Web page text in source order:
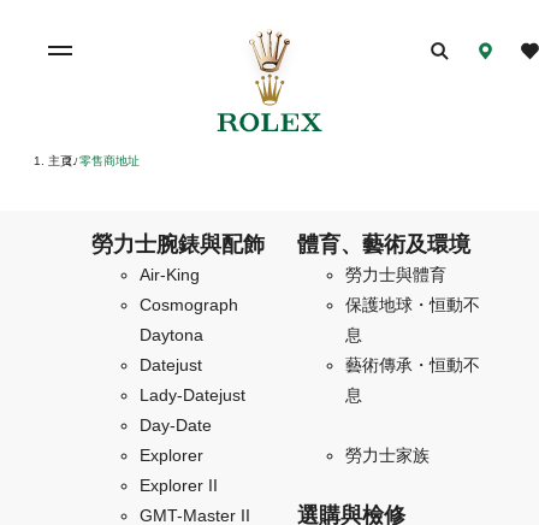
主頁/ 零售商地址
勞力士腕錶與配飾
Air-King
Cosmograph
Daytona
Datejust
Lady-Datejust
Day-Date
Explorer
Explorer II
GMT-Master II
體育、藝術及環境
勞力士與體育
保護地球・恒動不
息
藝術傳承・恒動不
息
勞力士家族
選購與檢修